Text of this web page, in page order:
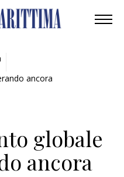
ancora
globale
ancora